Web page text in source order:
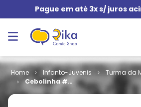
Pague em até 3x s/ juros
Infanto-Juvenis Turma da
Cebolinha #
147